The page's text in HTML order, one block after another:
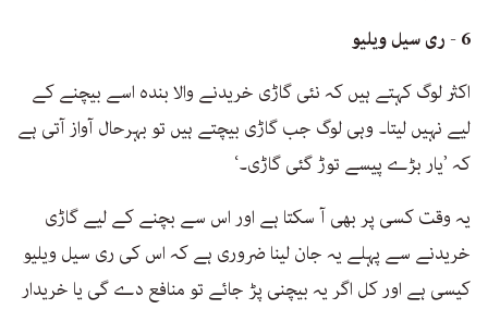
6 - ری سیل ویلیو
اکثر لوگ کہتے ہیں کہ نئی گاڑی خریدنے والا بندہ اسے بیچنے کے
لیے نہیں لیتا۔ وہی لوگ جب گاڑی بیچتے ہیں تو بہرحال آواز آتی ہے
کہ ’یار بڑے پیسے توڑ گئی گاڑی۔‘
یہ وقت کسی پر بھی آ سکتا ہے اور اس سے بچنے کے لیے گاڑی
خریدنے سے پہلے یہ جان لینا ضروری ہے کہ اس کی ری سیل ویلیو
کیسی ہے اور کل اگر یہ بیچنی پڑ جائے تو منافع دے گی یا خریدار